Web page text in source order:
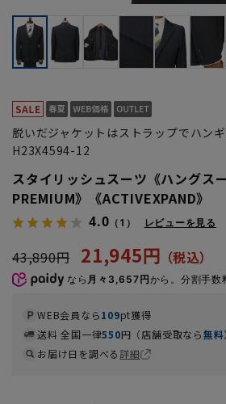
脱いだジャケットはストラップでハン
H23X4594-12
スタイリッシュスーツ《ハングス
PREMIUM》《ACTIVEXPAND》
4.0 （1） レビューを見る
43,890円 21,945円
なら 月々3,657円から。分割手数
WEB会員なら109pt獲得
送料 全国一律550円（店舗受取なら無料
お届け日を調べる詳細